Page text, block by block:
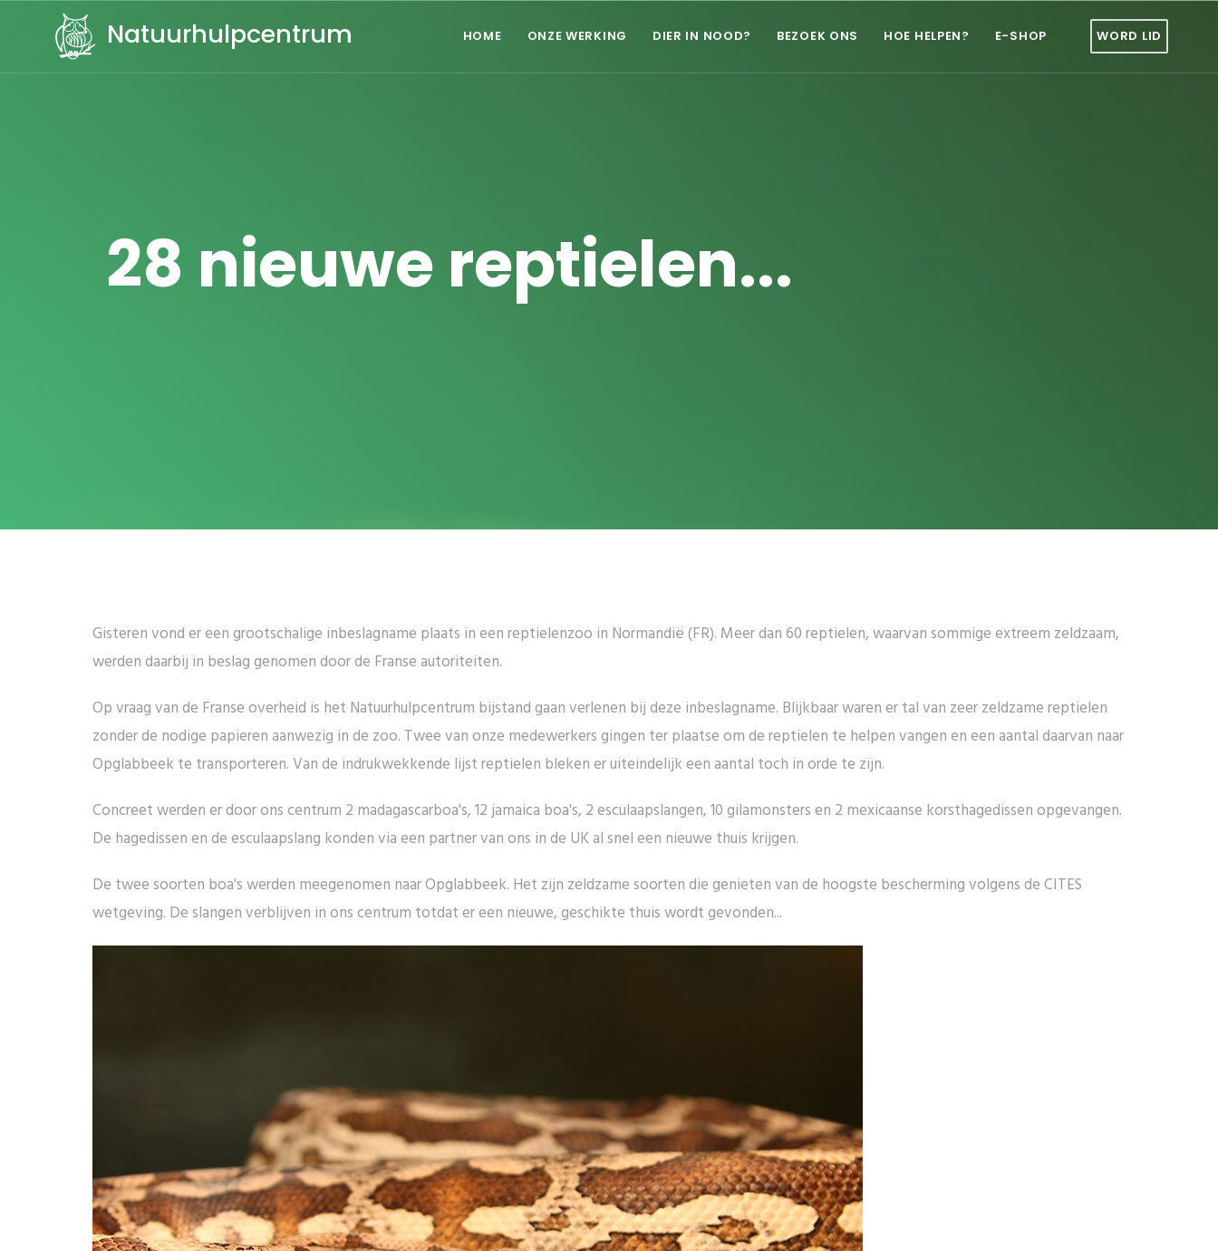
Natuurhulpcentrum HOME ONZE WERKING DIER IN NOOD? BEZOEK ONS HOE HELPEN? E-SHOP WORD LID
28 nieuwe reptielen...
Gisteren vond er een grootschalige inbeslagname plaats in een reptielenzoo in Normandië (FR). Meer dan 60 reptielen, waarvan sommige extreem zeldzaam,
werden daarbij in beslag genomen door de Franse autoriteiten.
Op vraag van de Franse overheid is het Natuurhulpcentrum bijstand gaan verlenen bij deze inbeslagname. Blijkbaar waren er tal van zeer zeldzame reptielen
zonder de nodige papieren aanwezig in de zoo. Twee van onze medewerkers gingen ter plaatse om de reptielen te helpen vangen en een aantal daarvan naar
Opglabbeek te transporteren. Van de indrukwekkende lijst reptielen bleken er uiteindelijk een aantal toch in orde te zijn.
Concreet werden er door ons centrum 2 madagascarboa's, 12 jamaica boa's, 2 esculaapslangen, 10 gilamonsters en 2 mexicaanse korsthagedissen opgevangen.
De hagedissen en de esculaapslang konden via een partner van ons in de UK al snel een nieuwe thuis krijgen.
De twee soorten boa's werden meegenomen naar Opglabbeek. Het zijn zeldzame soorten die genieten van de hoogste bescherming volgens de CITES
wetgeving. De slangen verblijven in ons centrum totdat er een nieuwe, geschikte thuis wordt gevonden...